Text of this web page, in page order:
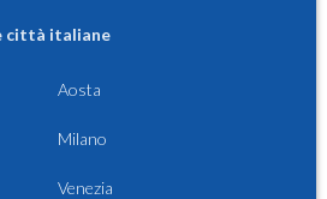
città italiane
Aosta
Milano
Venezia